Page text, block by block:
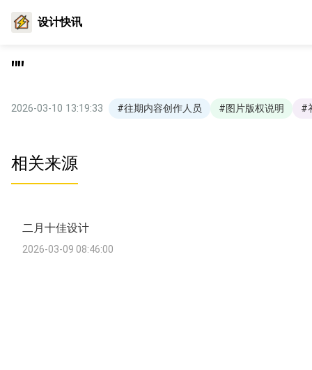
设计快讯
""
2026-03-10 13:19:33 #往期内容创作人员 #图片版权说明 #
相关来源
二月十佳设计
2026-03-09 08:46:00